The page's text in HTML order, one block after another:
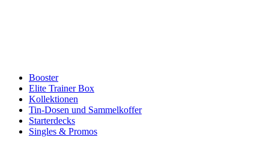
Booster
Elite Trainer Box
Kollektionen
Tin-Dosen und Sammelkoffer
Starterdecks
Singles & Promos